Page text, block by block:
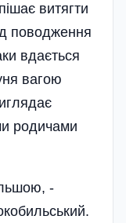
витягти
поводження
вдається
вагою
родичами
-